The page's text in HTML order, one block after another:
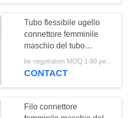
di tubo
di JIS
Tubo flessibile ugello
connettore femminile
maschio del tubo
flessibile del rubinetto
G1/2»
be negotiation MOQ:1-99 pezzi
CONTACT
Filo connettore